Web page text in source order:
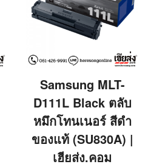
Samsung MLT-
D111L Black ตลับ
หมึกโทนเนอร์ สีดำ
ของแท้ (SU830A) |
เฮียส่ง.คอม